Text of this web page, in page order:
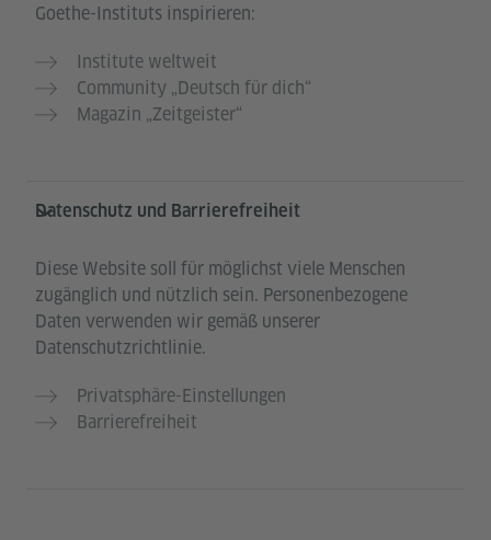
Goethe-Instituts inspirieren:
Institute weltweit
Community „Deutsch für dich“
Magazin „Zeitgeister“
Datenschutz und Barrierefreiheit
Diese Website soll für möglichst viele Menschen
zugänglich und nützlich sein. Personenbezogene
Daten verwenden wir gemäß unserer
Datenschutzrichtlinie.
Privatsphäre-Einstellungen
Barrierefreiheit